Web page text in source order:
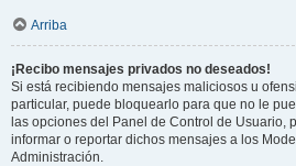
Arriba
¡Recibo mensajes privados no deseados!
Si está recibiendo mensajes maliciosos u
particular, puede bloquearlo para que no le
las opciones del Panel de Control de Usuario,
informar o reportar dichos mensajes a los
Administración.